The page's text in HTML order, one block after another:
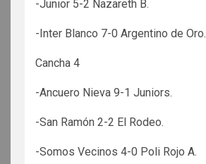
-Junior 5-2 Nazareth B.
-Inter Blanco 7-0 Argentino de Oro.
Cancha 4
-Ancuero Nieva 9-1 Juniors.
-San Ramón 2-2 El Rodeo.
-Somos Vecinos 4-0 Poli Rojo A.